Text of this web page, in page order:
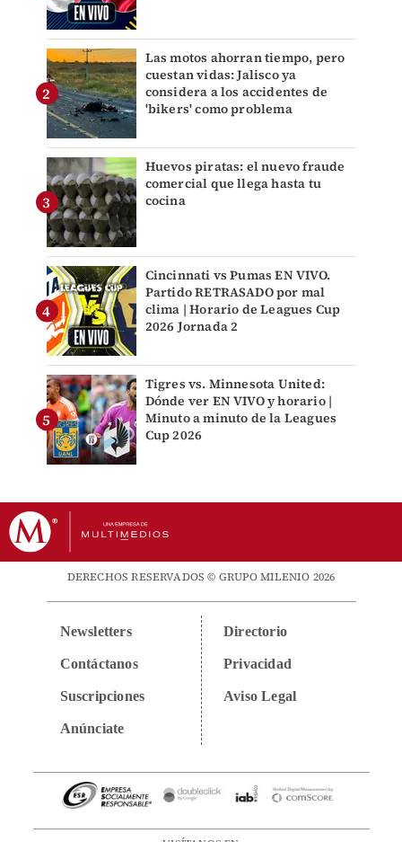
Las motos ahorran tiempo, pero
cuestan vidas: Jalisco ya
considera a los accidentes de
'bikers' como problema
Huevos piratas: el nuevo fraude
comercial que llega hasta tu
cocina
Cincinnati vs Pumas EN VIVO.
Partido RETRASADO por mal
clima | Horario de Leagues Cup
2026 Jornada 2
Tigres vs. Minnesota United:
Dónde ver EN VIVO y horario |
Minuto a minuto de la Leagues
Cup 2026
DERECHOS RESERVADOS © GRUPO MILENIO 2026
Newsletters
Contáctanos
Suscripciones
Anúnciate
Directorio
Privacidad
Aviso Legal